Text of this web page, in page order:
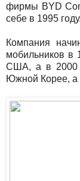
фирмы BYD
себе в 1995 году.
Компания
мобильников в
США, а в 2000
Южной Корее, а